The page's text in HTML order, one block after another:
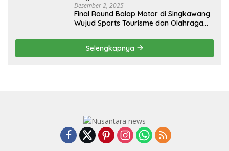
Desember 2, 2025
Final Round Balap Motor di Singkawang
Wujud Sports Tourisme dan Olahraga
Selengkapnya